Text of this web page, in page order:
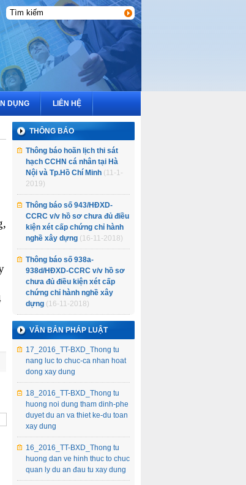
1
2
3
DỤNG LIÊN HỆ
THÔNG BÁO
Thông báo hoãn lịch thi sát
hạch CCHN cá nhân tại Hà
Nội và Tp.Hồ Chí Minh (11-1-
2019)
Thông báo số 943/HĐXD-
CCRC v/v hồ sơ chưa đủ điều
kiện xét cấp chứng chỉ hành
nghề xây dựng (16-11-2018)
Thông báo số 938a-
938d/HĐXD-CCRC v/v hồ sơ
chưa đủ điều kiện xét cấp
chứng chỉ hành nghề xây
dựng (16-11-2018)
VĂN BẢN PHÁP LUẬT
17_2016_TT-BXD_Thong tu
nang luc to chuc-ca nhan hoat
dong xay dung
18_2016_TT-BXD_Thong tu
huong noi dung tham dinh-phe
duyet du an va thiet ke-du toan
xay dung
16_2016_TT-BXD_Thong tu
huong dan ve hinh thuc to chuc
quan ly du an đau tu xay dung